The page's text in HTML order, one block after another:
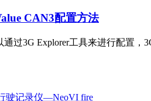
CAN3配置方法
过3G Explorer工具来进行配置，